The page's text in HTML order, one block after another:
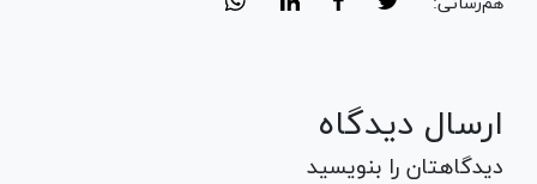
ارسال دیدگاه
دیدگاهتان را بنویسید